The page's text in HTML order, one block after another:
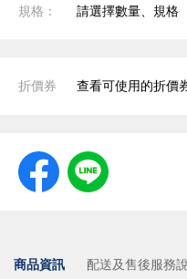
規格： 請選擇數量、規格
折價券 查看可使用的折價
商品資訊 配送及售後服務